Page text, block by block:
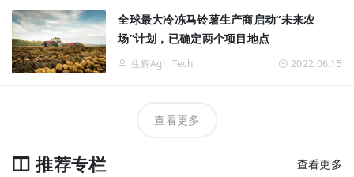
全球最大冷冻马铃薯生产商启动“未来农
场”计划，已确定两个项目地点
生辉Agri Tech 2022.06.15
查看更多
推荐专栏 查看更多